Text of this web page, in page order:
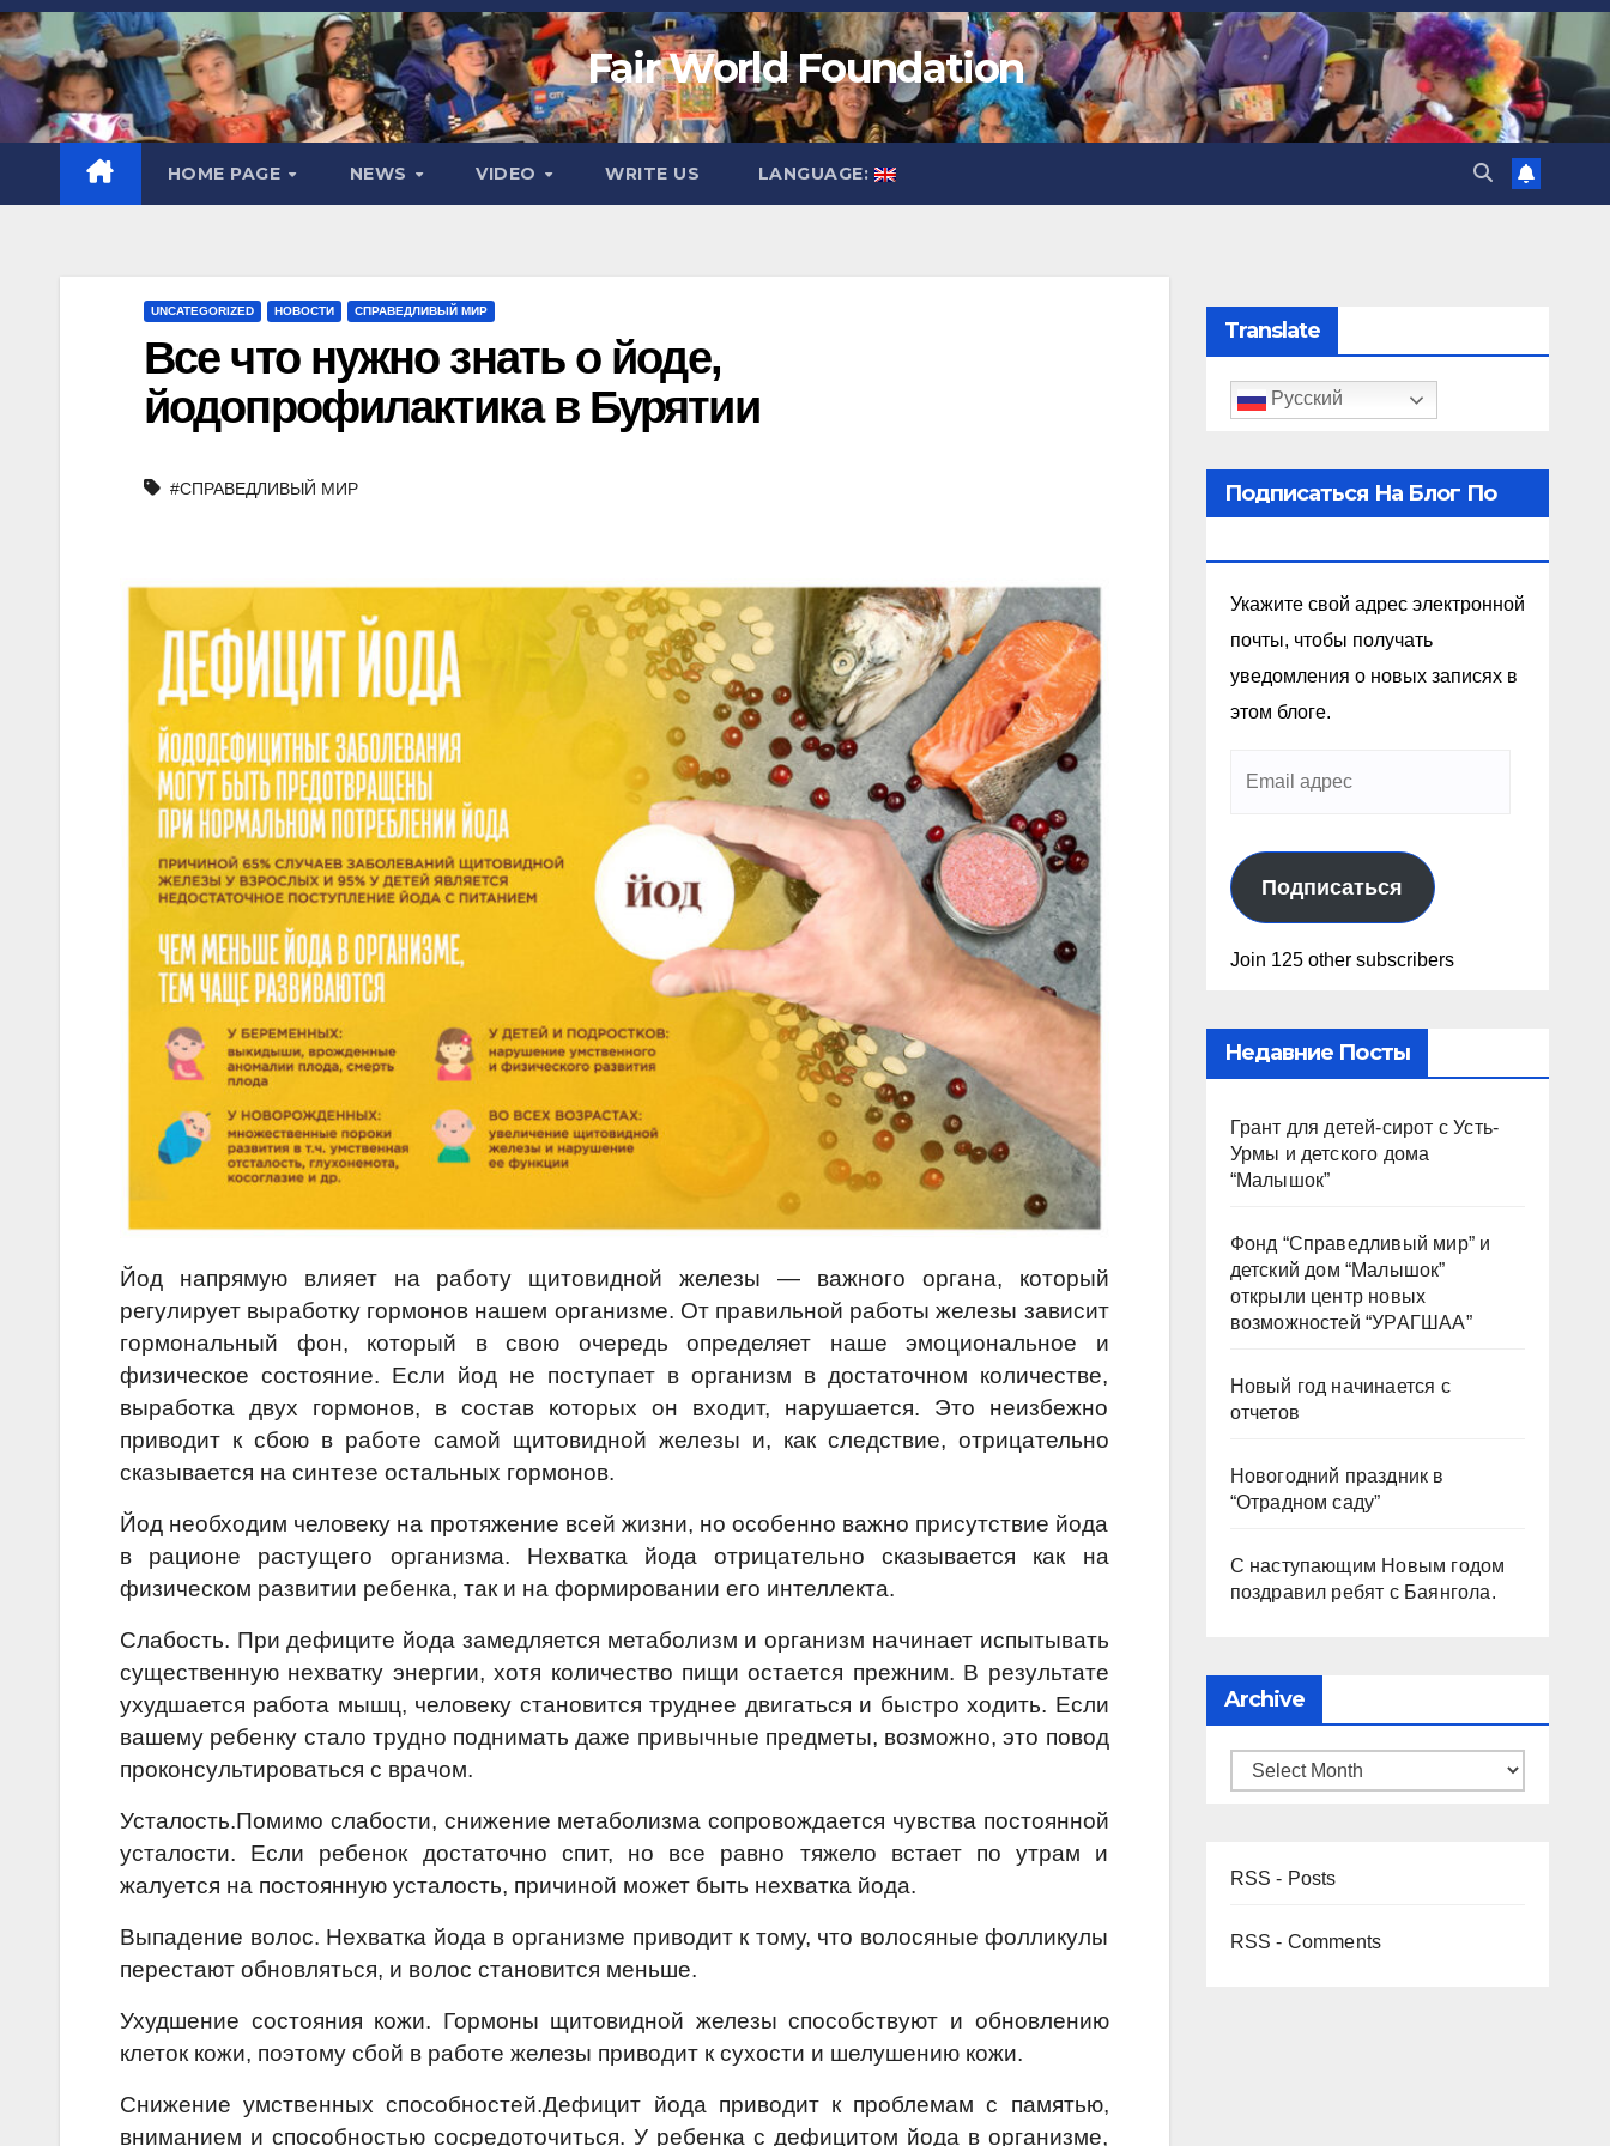
Fair World Foundation
HOME PAGE NEWS VIDEO WRITE US LANGUAGE:
UNCATEGORIZED НОВОСТИ СПРАВЕДЛИВЫЙ МИР
Все что нужно знать о йоде,
йодопрофилактика в Бурятии
#СПРАВЕДЛИВЫЙ МИР
Йод напрямую влияет на работу щитовидной железы — важного органа, который
регулирует выработку гормонов нашем организме. От правильной работы железы зависит
гормональный фон, который в свою очередь определяет наше эмоциональное и
физическое состояние. Если йод не поступает в организм в достаточном количестве,
выработка двух гормонов, в состав которых он входит, нарушается. Это неизбежно
приводит к сбою в работе самой щитовидной железы и, как следствие, отрицательно
сказывается на синтезе остальных гормонов.
Йод необходим человеку на протяжение всей жизни, но особенно важно присутствие йода
в рационе растущего организма. Нехватка йода отрицательно сказывается как на
физическом развитии ребенка, так и на формировании его интеллекта.
Слабость. При дефиците йода замедляется метаболизм и организм начинает испытывать
существенную нехватку энергии, хотя количество пищи остается прежним. В результате
ухудшается работа мышц, человеку становится труднее двигаться и быстро ходить. Если
вашему ребенку стало трудно поднимать даже привычные предметы, возможно, это повод
проконсультироваться с врачом.
Усталость.Помимо слабости, снижение метаболизма сопровождается чувства постоянной
усталости. Если ребенок достаточно спит, но все равно тяжело встает по утрам и
жалуется на постоянную усталость, причиной может быть нехватка йода.
Выпадение волос. Нехватка йода в организме приводит к тому, что волосяные фолликулы
перестают обновляться, и волос становится меньше.
Ухудшение состояния кожи. Гормоны щитовидной железы способствуют и обновлению
клеток кожи, поэтому сбой в работе железы приводит к сухости и шелушению кожи.
Снижение умственных способностей.Дефицит йода приводит к проблемам с памятью,
вниманием и способностью сосредоточиться. У ребенка с дефицитом йода в организме,
Translate
Русский
Подписаться На Блог По
Укажите свой адрес электронной
почты, чтобы получать
уведомления о новых записях в
этом блоге.
Подписаться
Join 125 other subscribers
Недавние Посты
Грант для детей-сирот с Усть-
Урмы и детского дома
“Малышок”
Фонд “Справедливый мир” и
детский дом “Малышок”
открыли центр новых
возможностей “УРАГШАА”
Новый год начинается с
отчетов
Новогодний праздник в
“Отрадном саду”
С наступающим Новым годом
поздравил ребят с Баянгола.
Archive
RSS - Posts
RSS - Comments